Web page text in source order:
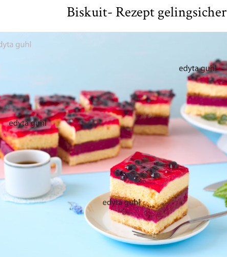
Biskuit- Rezept gelingsicher